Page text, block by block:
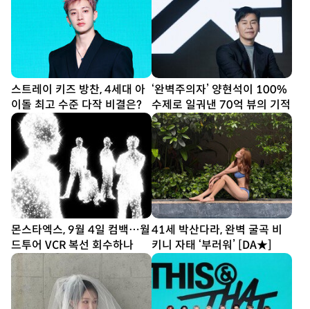
스트레이 키즈 방찬, 4세대 아
이돌 최고 수준 다작 비결은?
‘완벽주의자’ 양현석이 100%
수제로 일궈낸 70억 뷰의 기적
몬스타엑스, 9월 4일 컴백…월
드투어 VCR 복선 회수하나
41세 박산다라, 완벽 굴곡 비
키니 자태 ‘부러워’ [DA★]